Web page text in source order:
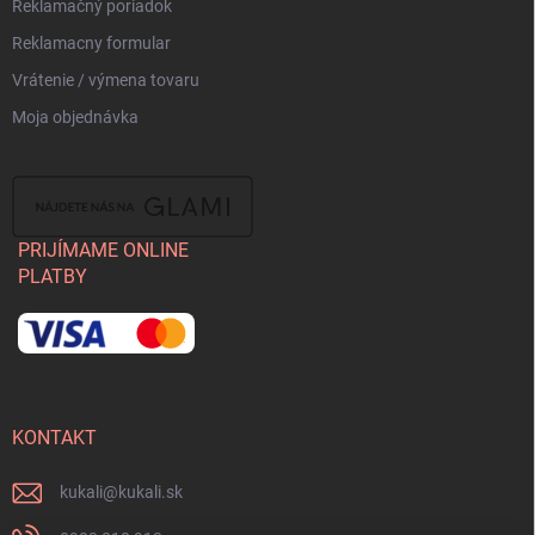
Reklamačný poriadok
Reklamacny formular
Vrátenie / výmena tovaru
Moja objednávka
PRIJÍMAME ONLINE
PLATBY
KONTAKT
kukali@kukali.sk